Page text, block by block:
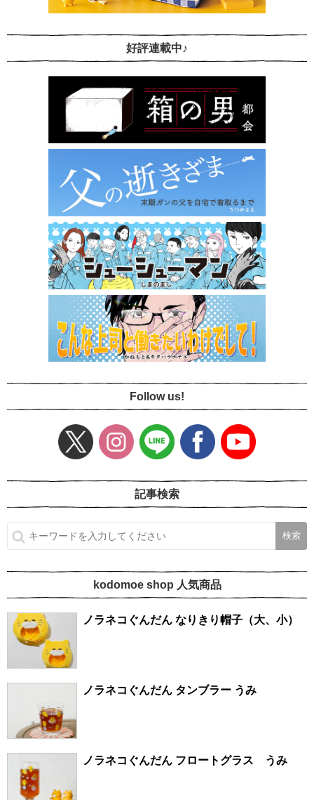
好評連載中♪
Follow us!
記事検索
kodomoe shop 人気商品
ノラネコぐんだん なりきり帽子（大、小）
ノラネコぐんだん タンブラー うみ
ノラネコぐんだん フロートグラス うみ